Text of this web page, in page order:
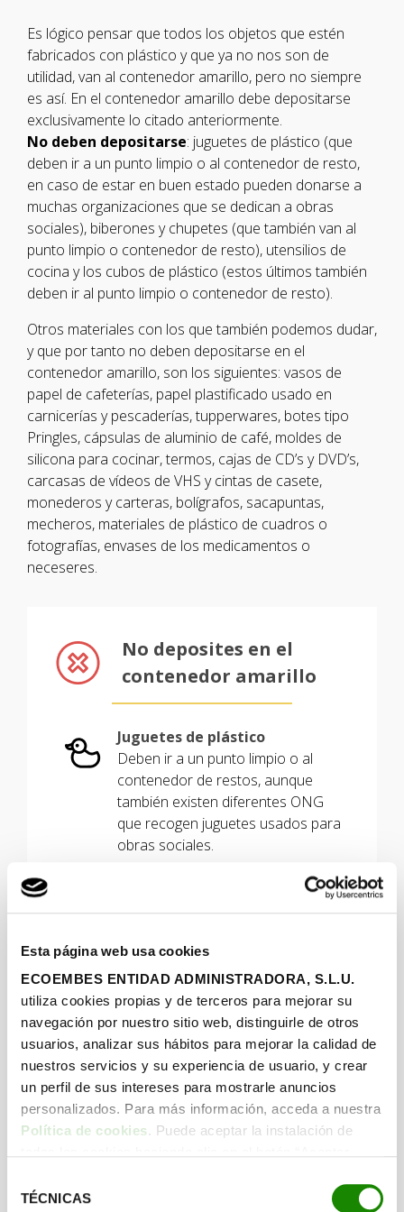
Esta página web usa cookies
ECOEMBES ENTIDAD ADMINISTRADORA, S.L.U.
utiliza cookies propias y de terceros para mejorar su
navegación por nuestro sitio web, distinguirle de otros
usuarios, analizar sus hábitos para mejorar la calidad de
nuestros servicios y su experiencia de usuario, y crear
un perfil de sus intereses para mostrarle anuncios
personalizados. Para más información, acceda a nuestra
Política de cookies. Puede aceptar la instalación de
botón “Configurar cookies”, o rechazar su instalación,
TÉCNICAS
Es lógico pensar que todos los objetos que estén
fabricados con plástico y que ya no nos son de
utilidad, van al contenedor amarillo, pero no siempre
es así. En el contenedor amarillo debe depositarse
exclusivamente lo citado anteriormente.
No deben depositarse: juguetes de plástico (que
deben ir a un punto limpio o al contenedor de resto,
en caso de estar en buen estado pueden donarse a
muchas organizaciones que se dedican a obras
sociales), biberones y chupetes (que también van al
punto limpio o contenedor de resto), utensilios de
cocina y los cubos de plástico (estos últimos también
deben ir al punto limpio o contenedor de resto).
Otros materiales con los que también podemos dudar,
y que por tanto no deben depositarse en el
contenedor amarillo, son los siguientes: vasos de
papel de cafeterías, papel plastificado usado en
carnicerías y pescaderías, tupperwares, botes tipo
Pringles, cápsulas de aluminio de café, moldes de
silicona para cocinar, termos, cajas de CD’s y DVD’s,
carcasas de vídeos de VHS y cintas de casete,
monederos y carteras, bolígrafos, sacapuntas,
mecheros, materiales de plástico de cuadros o
fotografías, envases de los medicamentos o
neceseres.
No deposites en el
contenedor amarillo
Juguetes de plástico
Deben ir a un punto limpio o al
contenedor de restos, aunque
también existen diferentes ONG
que recogen juguetes usados para
obras sociales.
restos
Utensilios de cocina
Contenedor de restos
Cubos de plástico
Punto limpio o al contenedor de
restos